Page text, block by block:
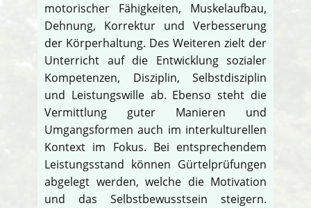
motorischer Fähigkeiten, Muskelaufbau,
Dehnung, Korrektur und Verbesserung
der Körperhaltung. Des Weiteren zielt der
Unterricht auf die Entwicklung sozialer
Kompetenzen, Disziplin, Selbstdisziplin
und Leistungswille ab. Ebenso steht die
Vermittlung guter Manieren und
Umgangsformen auch im interkulturellen
Kontext im Fokus. Bei entsprechendem
Leistungsstand können Gürtelprüfungen
abgelegt werden, welche die Motivation
und das Selbstbewusstsein steigern.